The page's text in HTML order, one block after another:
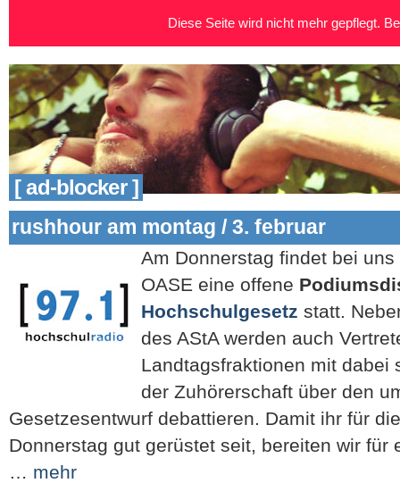
[ ad-blocker ]
rushhour am montag / 3. februar
Am Donnerstag findet bei
OASE eine offene
Hochschulgesetz statt.
des AStA werden auch
Landtagsfraktionen mit dabei
der Zuhörerschaft über den
Gesetzesentwurf debattieren. Damit ihr für
Donnerstag gut gerüstet seit, bereiten wir für
… mehr
Diese Seite wird nicht mehr gepflegt.